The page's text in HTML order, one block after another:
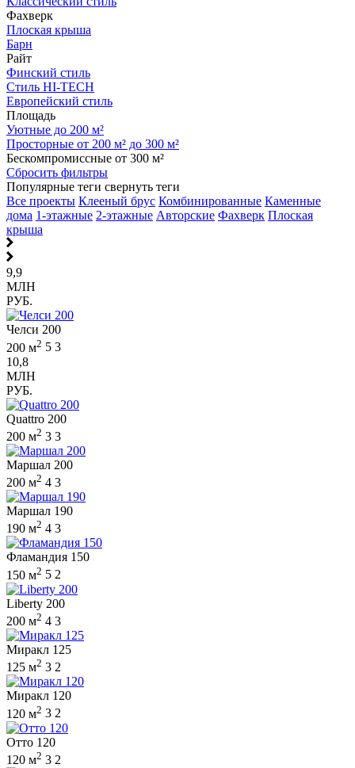
Фахверк
Плоская крыша
Барн
Райт
Финский стиль
Стиль HI-TECH
Европейский стиль
Площадь
Уютные до 200 м²
Просторные от 200 м² до 300 м²
Бескомпромиссные от 300 м²
Сбросить фильтры
Популярные теги свернуть теги
Все проекты Клееный брус Комбинированные Каменные
дома 1-этажные 2-этажные Авторские Фахверк Плоская
крыша
9,9
МЛН
РУБ.
Челси 200
200 м2 5 3
10,8
МЛН
РУБ.
Quattro 200
200 м2 3 3
Маршал 200
200 м2 4 3
Маршал 190
190 м2 4 3
Фламандия 150
150 м2 5 2
Liberty 200
200 м2 4 3
Миракл 125
125 м2 3 2
Миракл 120
120 м2 3 2
Отто 120
120 м2 3 2